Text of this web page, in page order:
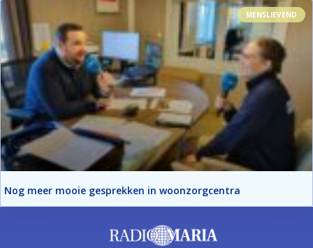
MENSLIEVEND
Nog meer mooie gesprekken in woonzorgcentra